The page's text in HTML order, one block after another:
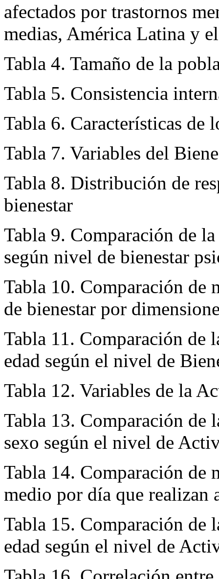
Tabla 3. Número (en
afectados por trastornos
medias, América Latina y
Tabla 4. Tamaño de la
Tabla 5. Consistencia
Tabla 6. Características de
Tabla 7. Variables del
Tabla 8. Distribución de
bienestar
Tabla 9. Comparación de
según nivel de bienestar
Tabla 10. Comparación de
de bienestar por
Tabla 11. Comparación
edad según el nivel de
Tabla 12. Variables de la
Tabla 13. Comparación
sexo según el nivel de
Tabla 14. Comparación de
medio por día que realizan
Tabla 15. Comparación
edad según el nivel de